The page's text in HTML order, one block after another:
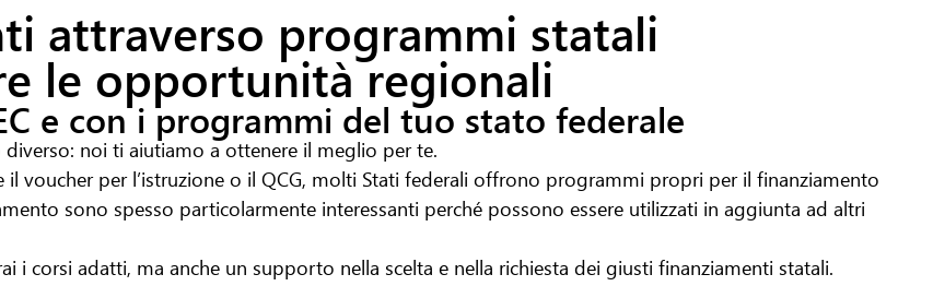
attraverso programmi statali
le opportunità regionali
e con i programmi del tuo stato federale
noi ti aiutiamo a ottenere il meglio per te.
voucher per l’istruzione o il QCG, molti Stati federali offrono programmi propri per il finanziamento
sono spesso particolarmente interessanti perché possono essere utilizzati in aggiunta ad altri
i corsi adatti, ma anche un supporto nella scelta e nella richiesta dei giusti finanziamenti statali.